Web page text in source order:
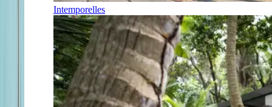
Intemporelles